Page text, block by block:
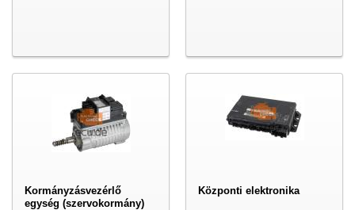
Kormányzásvezérlő
egység (szervokormány)
Központi elektronika